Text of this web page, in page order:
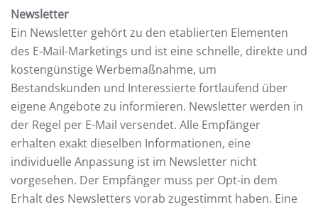
Newsletter
Ein Newsletter gehört zu den etablierten Elementen
des E-Mail-Marketings und ist eine schnelle, direkte und
kostengünstige Werbemaßnahme, um
Bestandskunden und Interessierte fortlaufend über
eigene Angebote zu informieren. Newsletter werden in
der Regel per E-Mail versendet. Alle Empfänger
erhalten exakt dieselben Informationen, eine
individuelle Anpassung ist im Newsletter nicht
vorgesehen. Der Empfänger muss per Opt-in dem
Erhalt des Newsletters vorab zugestimmt haben. Eine